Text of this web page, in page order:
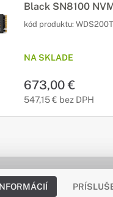
Black SN8100
kód produktu:
NA SKLADE
673,00 €
547,15 € bez DPH